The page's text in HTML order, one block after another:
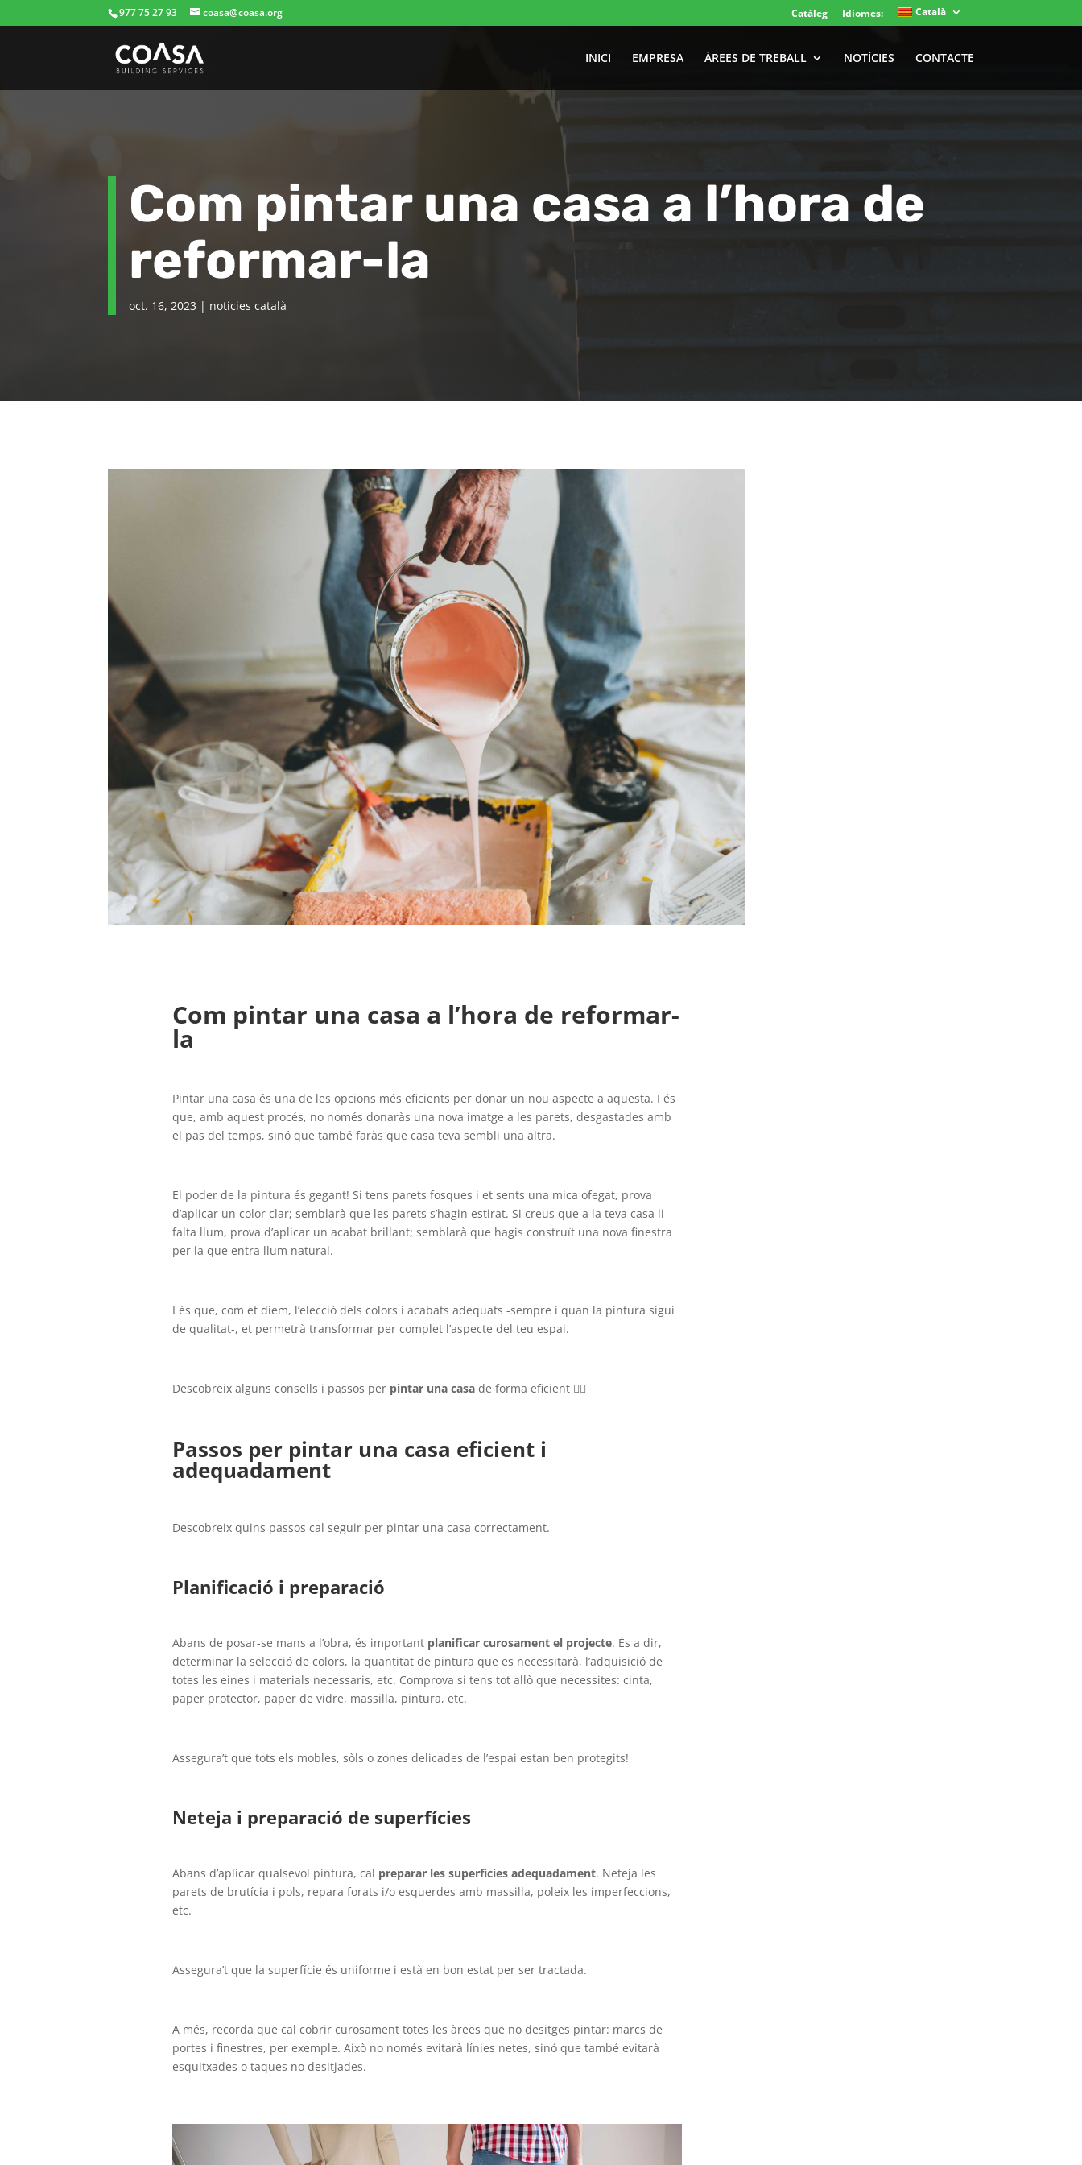
977 75 27 93 coasa@coasa.org Catàleg Idiomes: Català
INICI EMPRESA ÀREES DE TREBALL NOTÍCIES CONTACTE
Com pintar una casa a l’hora de
reformar-la
oct. 16, 2023 | noticies català
Com pintar una casa a l’hora de reformar-
la
Pintar una casa és una de les opcions més eficients per donar un nou aspecte a aquesta. I és
que, amb aquest procés, no només donaràs una nova imatge a les parets, desgastades amb
el pas del temps, sinó que també faràs que casa teva sembli una altra.
El poder de la pintura és gegant! Si tens parets fosques i et sents una mica ofegat, prova
d’aplicar un color clar; semblarà que les parets s’hagin estirat. Si creus que a la teva casa li
falta llum, prova d’aplicar un acabat brillant; semblarà que hagis construït una nova finestra
per la que entra llum natural.
I és que, com et diem, l’elecció dels colors i acabats adequats -sempre i quan la pintura sigui
de qualitat-, et permetrà transformar per complet l’aspecte del teu espai.
Descobreix alguns consells i passos per pintar una casade forma eficient 👇🏻
Passos per pintar una casa eficient i
adequadament
Descobreix quins passos cal seguir per pintar una casa correctament.
Planificació i preparació
Abans de posar-se mans a l’obra, és important planificar curosament el projecte. És a dir,
determinar la selecció de colors, la quantitat de pintura que es necessitarà, l’adquisició de
totes les eines i materials necessaris, etc. Comprova si tens tot allò que necessites: cinta,
paper protector, paper de vidre, massilla, pintura, etc.
Assegura’t que tots els mobles, sòls o zones delicades de l’espai estan ben protegits!
Neteja i preparació de superfícies
Abans d’aplicar qualsevol pintura, cal preparar les superfícies adequadament. Neteja les
parets de brutícia i pols, repara forats i/o esquerdes amb massilla, poleix les imperfeccions,
etc.
Assegura’t que la superfície és uniforme i està en bon estat per ser tractada.
A més, recorda que cal cobrir curosament totes les àrees que no desitges pintar: marcs de
portes i finestres, per exemple. Això no només evitarà línies netes, sinó que també evitarà
esquitxades o taques no desitjades.